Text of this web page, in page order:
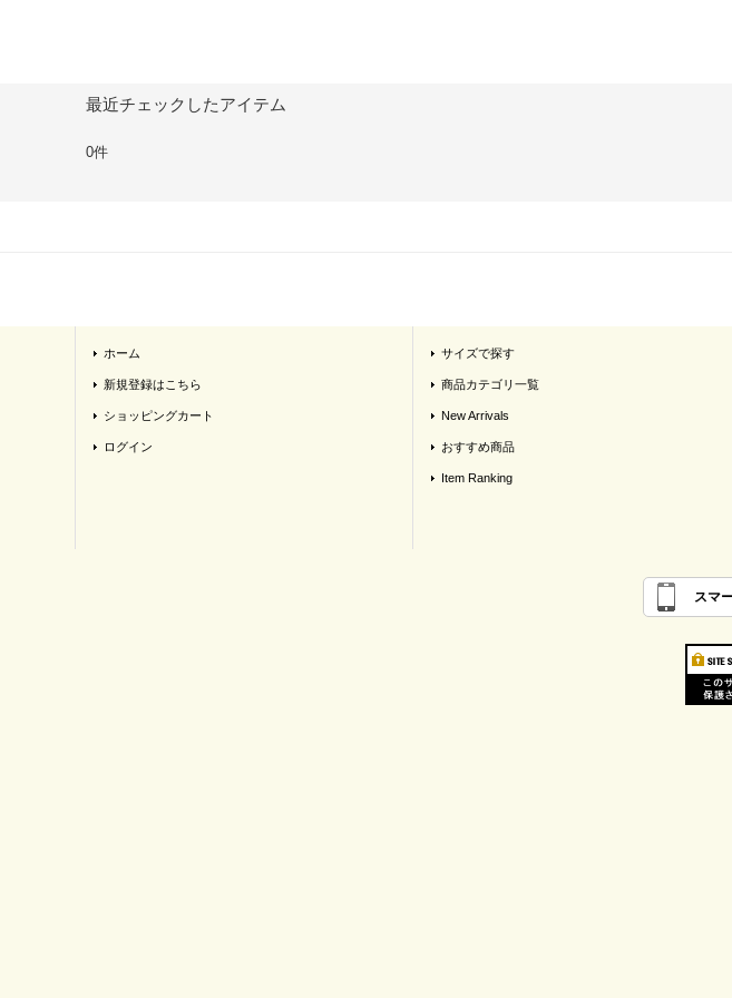
最近チェックしたアイテム
0件
ホーム
新規登録はこちら
ショッピングカート
ログイン
サイズで探す
商品カテゴリ一覧
New Arrivals
おすすめ商品
Item Ranking
スマ